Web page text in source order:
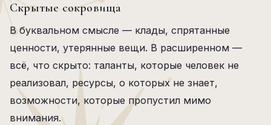
Скрытые сокровища
В буквальном смысле — клады, спрятанные
ценности, утерянные вещи. В расширенном —
всё, что скрыто: таланты, которые человек не
реализовал, ресурсы, о которых не знает,
возможности, которые пропустил мимо
внимания.